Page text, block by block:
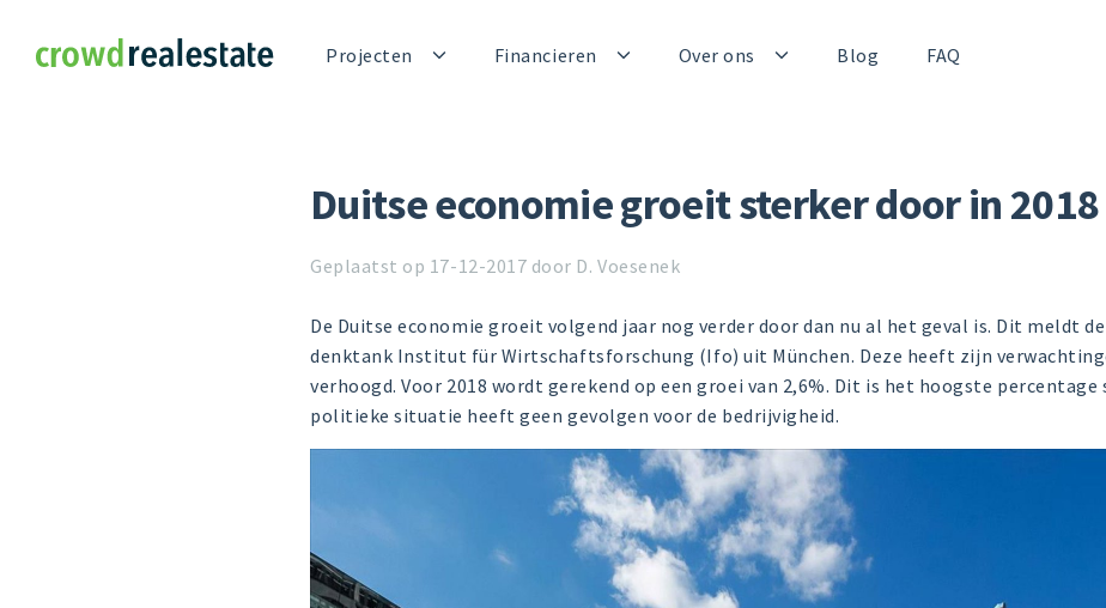
Crowdrealestate Projecten Financieren Over ons Blog FAQ
Duitse economie groeit sterker door in 2018
Geplaatst op 17-12-2017 door D. Voesenek
De Duitse economie groeit volgend jaar nog verder door dan nu al het geval is. Dit meldt
denktank Institut für Wirtschaftsforschung (Ifo) uit München. Deze heeft zijn
verhoogd. Voor 2018 wordt gerekend op een groei van 2,6%. Dit is het hoogste percentage
politieke situatie heeft geen gevolgen voor de bedrijvigheid.